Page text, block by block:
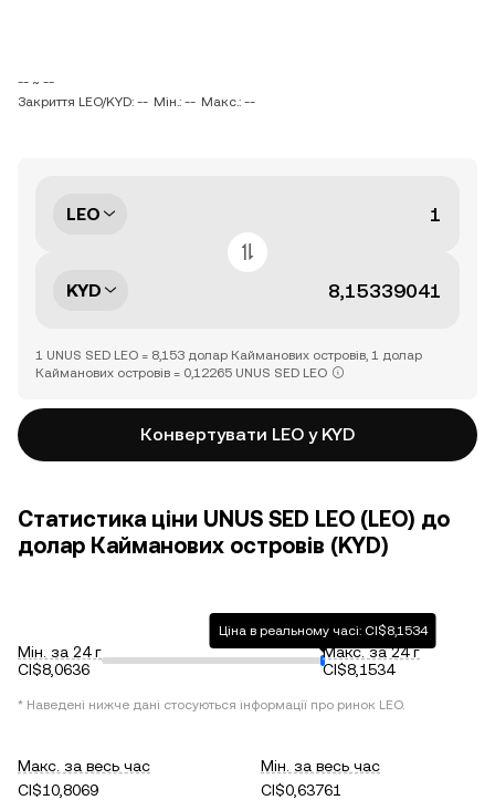
-- ~ --
Закриття LEO/KYD: -- Мін.: -- Макс.: --
LEO
KYD
1 UNUS SED LEO = 8,153 долар Кайманових островів, 1 долар
Кайманових островів = 0,12265 UNUS SED LEO
Конвертувати LEO у KYD
Статистика ціни UNUS SED LEO (LEO) до
долар Кайманових островів (KYD)
Мін. за 24 г
CI$8,0636
Ціна в реальному часі: CI$8,1534
Макс. за 24 г
CI$8,1534
* Наведені нижче дані стосуються інформації про ринок LEO.
Макс. за весь час
CI$10,8069
Мін. за весь час
CI$0,63761